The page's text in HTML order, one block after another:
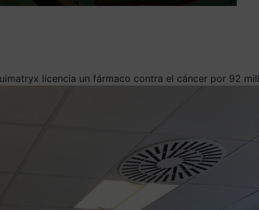
licencia un fármaco contra el cáncer por 92